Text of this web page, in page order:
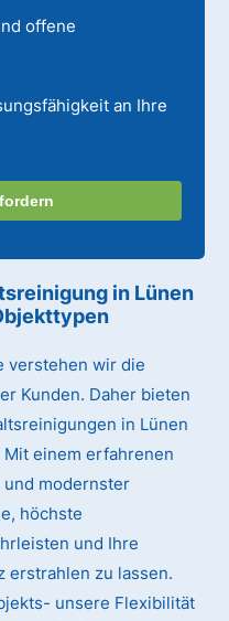
offene
an Ihre
in Lünen
verstehen wir die
Kunden. Daher bieten
in Lünen
einem erfahrenen
modernster
höchste
und Ihre
erstrahlen zu lassen.
unsere Flexibilität